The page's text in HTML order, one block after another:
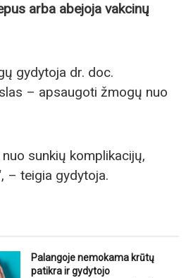
arba abejoja vakcinų
gydytoja dr. doc.
– apsaugoti žmogų nuo
sunkių komplikacijų,
– teigia gydytoja.
Palangoje nemokama krūtų
patikra ir gydytojo